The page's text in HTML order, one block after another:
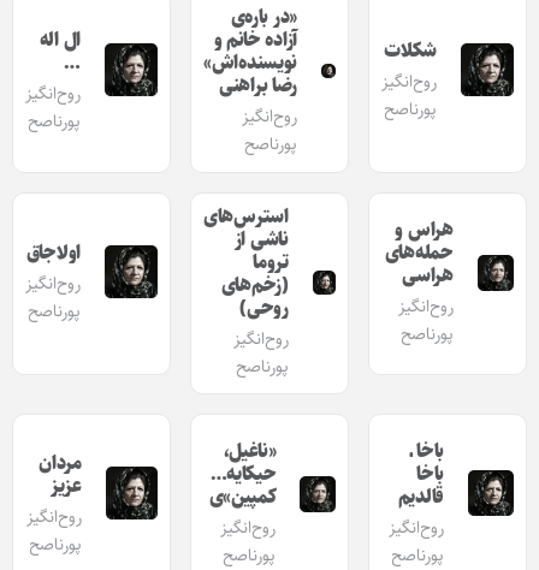
شکلات
روح‌انگیز
پورناصح
«در باره‌‌ی
آزاده‌‌ خانم و
نویسنده‌اش»
رضا براهنی
روح‌انگیز
پورناصح
ال اله
…
روح‌انگیز
پورناصح
هراس و
حمله‌های
هراسی
روح‌انگیز
پورناصح
استرس‌های
ناشی از
تروما
(زخم‌های
روحی)
روح‌انگیز
پورناصح
اولاجاق
روح‌انگیز
پورناصح
باخا ـ
باخا
قالدیم
روح‌انگیز
پورناصح
«ناغیل،
حیکایه…
کمپین»ی
روح‌انگیز
پورناصح
مردان
عزیز
روح‌انگیز
پورناصح